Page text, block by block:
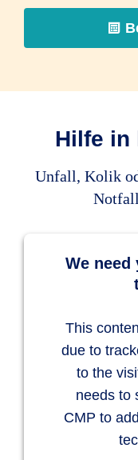
OP
Hilfe in
Unfall, Kolik
We need
This
due to
to the
needs to
CMP to